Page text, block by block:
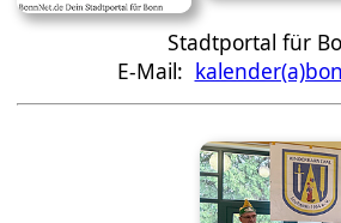
Stadtportal für
E-Mail: